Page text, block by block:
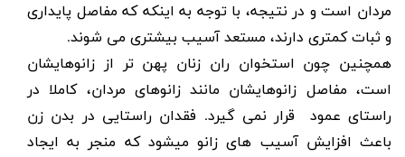
مردان است و در نتیجه، با توجه به اینکه که مفاصل پایداری
و ثبات کمتری دارند، مستعد آسیب بیشتری می شوند.
همچنین چون استخوان ران زنان پهن تر از زانوهایشان
است، مفاصل زانوهایشان مانند زانوهای مردان، کاملا در
راستای عمود قرار نمی گیرد. فقدان راستایی در بدن زن
باعث افزایش آسیب های زانو میشود که منجر به ایجاد